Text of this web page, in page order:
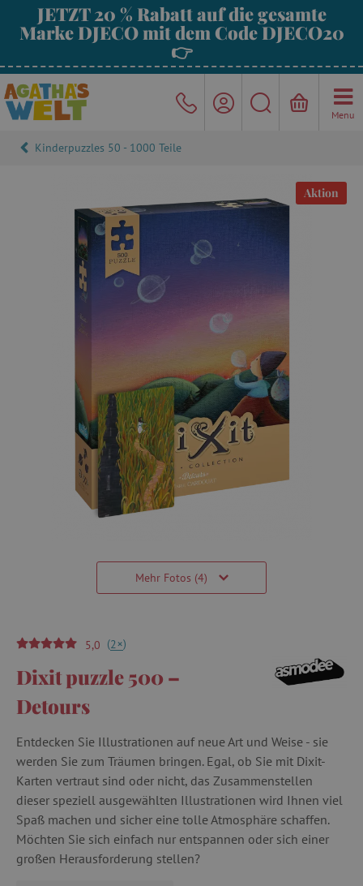
JETZT 20 % Rabatt auf die gesamte
Marke DJECO mit dem Code DJECO20
👉
Menu
Kinderpuzzles 50 - 1000 Teile
Aktion
Mehr Fotos (4)
5,0 (2+)
Dixit puzzle 500 –
Detours
Entdecken Sie Illustrationen auf neue Art und Weise - sie
werden Sie zum Träumen bringen. Egal, ob Sie mit Dixit-
Karten vertraut sind oder nicht, das Zusammenstellen
dieser speziell ausgewählten Illustrationen wird Ihnen viel
Spaß machen und sicher eine tolle Atmosphäre schaffen.
Möchten Sie sich einfach nur entspannen oder sich einer
großen Herausforderung stellen?